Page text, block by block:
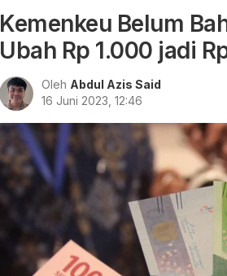
Kemenkeu Belum
Ubah Rp 1.000 jadi
Oleh Abdul Azis Said
16 Juni 2023, 12:46